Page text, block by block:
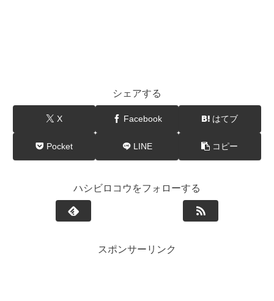
シェアする
X Facebook はてブ
Pocket LINE コピー
ハシビロコウをフォローする
スポンサーリンク